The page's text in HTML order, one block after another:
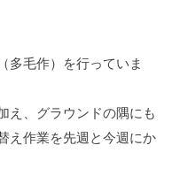
多毛作）を行っていま
え、グラウンドの隅にも
え作業を先週と今週にか